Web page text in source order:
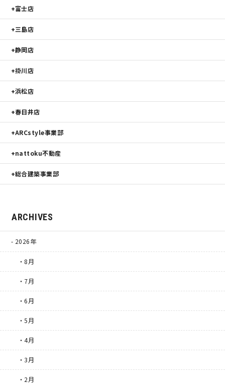
富士店
三島店
静岡店
掛川店
浜松店
春日井店
ARCstyle事業部
nattoku不動産
総合建築事業部
ARCHIVES
2026年
・8月
・7月
・6月
・5月
・4月
・3月
・2月